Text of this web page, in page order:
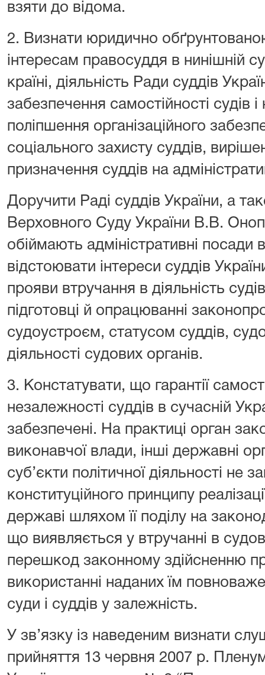
взяти до відома.
2. Визнати юридично
інтересам правосуддя в нинішній
країні, діяльність Ради суддів
забезпечення самостійності судів
поліпшення організаційного
соціального захисту суддів,
призначення суддів на
Доручити Раді суддів України, а
Верховного Суду України В.В.
обіймають адміністративні посади
відстоювати інтереси суддів
прояви втручання в діяльність
підготовці й опрацюванні
судоустроєм, статусом суддів,
діяльності судових органів.
3. Констатувати, що гарантії
незалежності суддів в сучасній
забезпечені. На практиці орган
виконавчої влади, інші державні
суб’єкти політичної діяльності не
конституційного принципу
державі шляхом її поділу на
що виявляється у втручанні в
перешкод законному здійсненню
використанні наданих їм
суди і суддів у залежність.
У зв’язку із наведеним визнати
прийняття 13 червня 2007 р.